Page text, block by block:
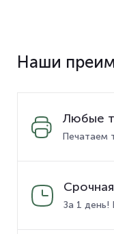
Наши
Любые
Печатаем
За 1 день!